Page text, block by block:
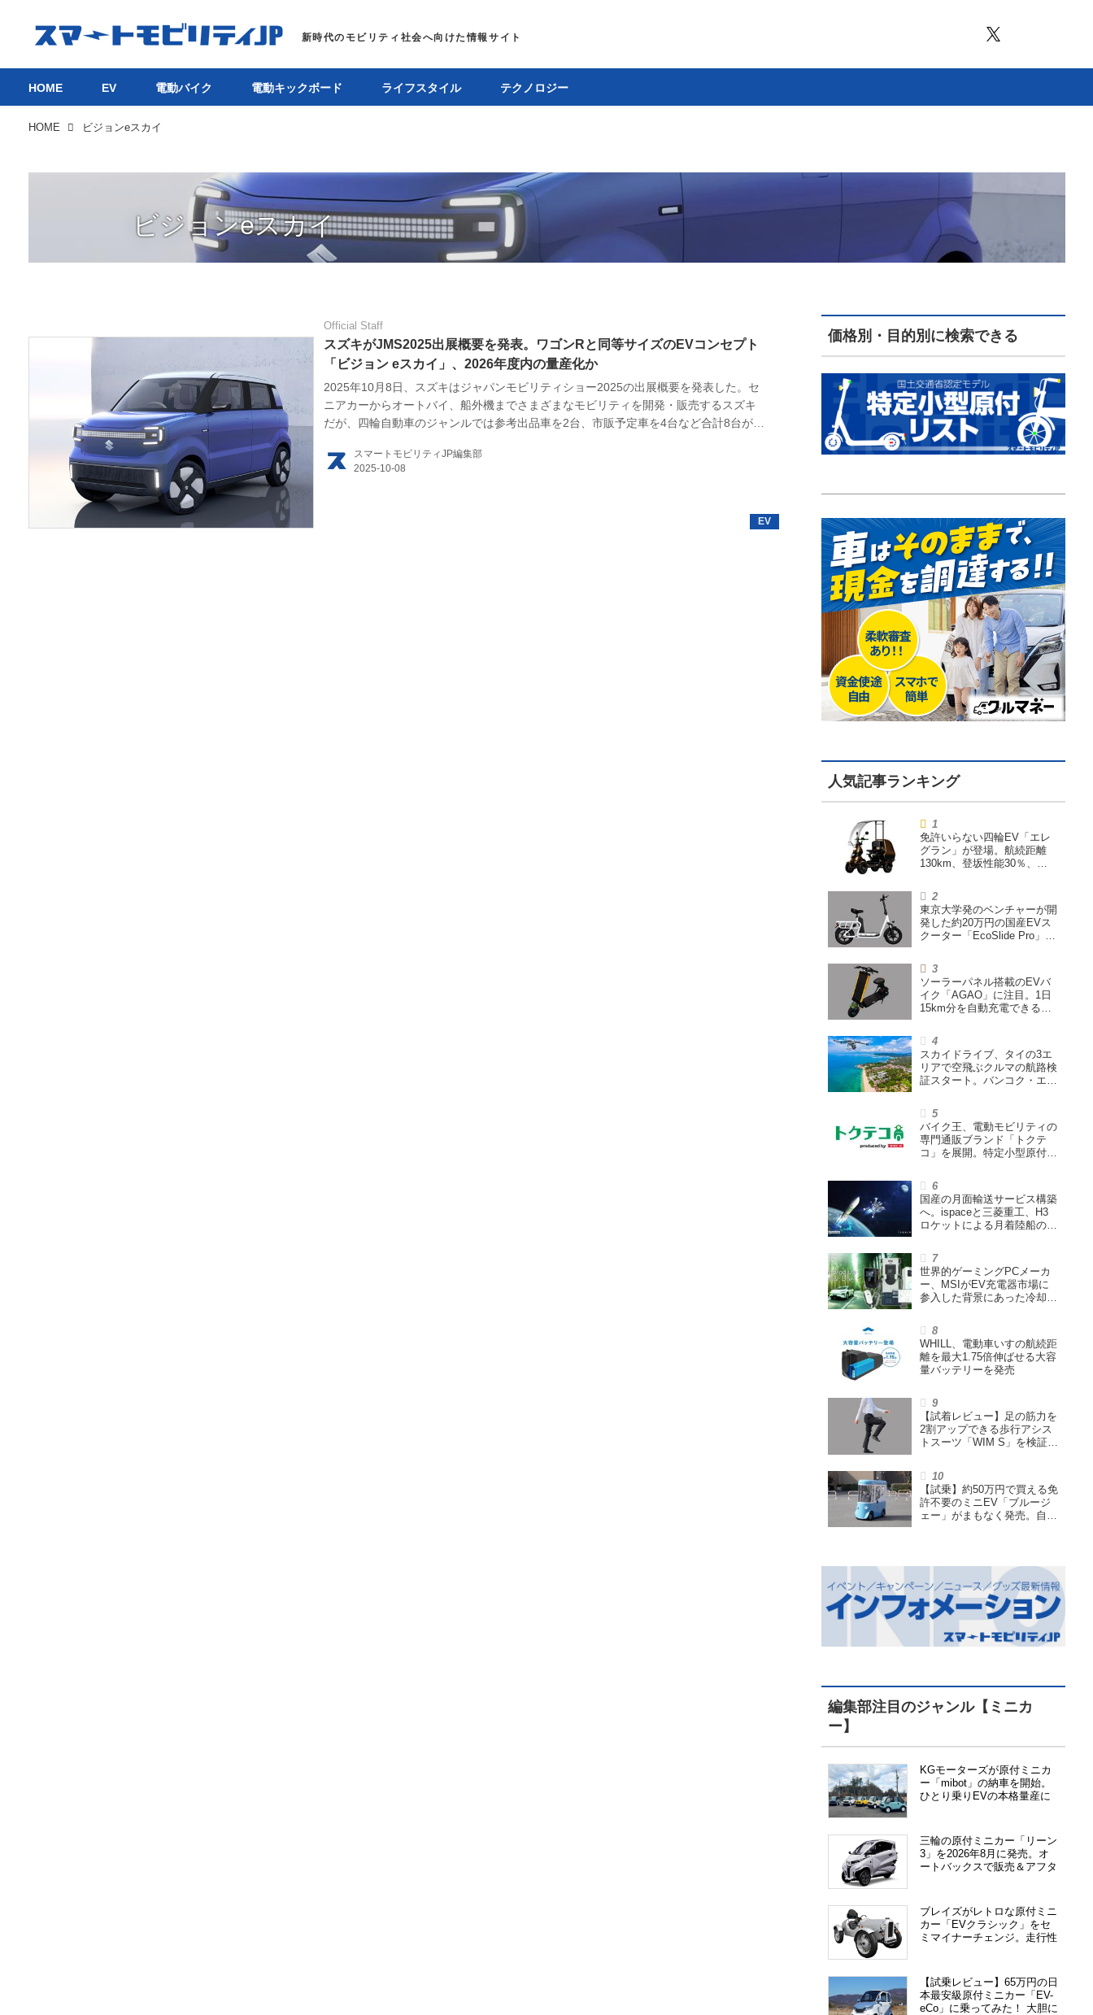
HOME
EV
HOME EV 電動バイク 電動キックボード ライフスタイル テクノロジー
HOME ビジョンeスカイ
ビジョンeスカイ
Official Staff
スズキがJMS2025出展概要を発表。ワゴンRと同等サイズのEVコンセプト
「ビジョン eスカイ」、2026年度内の量産化か
2025年10月8日、スズキはジャパンモビリティショー2025の出展概要を発表した。セ
ニアカーからオートバイ、船外機までさまざまなモビリティを開発・販売するスズキ
だが、四輪自動車のジャンルでは参考出品車を2台、市販予定車を4台など合計8台が出
スマートモビリティJP編集部
価格別・目的別に検索できる
免許いらない四輪EV「エレ
グラン」が登場。航続距離
130km、登坂性能30％、
東京大学発のベンチャーが開
発した約20万円の国産EVス
クーター「EcoSlide Pro」が
ハイパワー特定小型原付
ソーラーパネル搭載のEVバ
イク「AGAO」に注目。1日
15km分を自動充電できる
スカイドライブ、タイの3エ
リアで空飛ぶクルマの航路検
証スタート。バンコク・エア
指す
バイク王、電動モビリティの
専門通販ブランド「トクテ
コ」を展開。特定小型原付や
国産の月面輸送サービス構築
へ。ispaceと三菱重工、H3
ロケットによる月着陸船の打
結
世界的ゲーミングPCメーカ
ー、MSIがEV充電器市場に
参入した背景にあった冷却技
回】
WHILL、電動車いすの航続距
離を最大1.75倍伸ばせる大容
量バッテリーを発売
【試着レビュー】足の筋力を
2割アップできる歩行アシス
トスーツ「WIM S」を検証。
【試乗】約50万円で買える免
許不要のミニEV「ブルージ
ェー」がまもなく発売。自転
編集部注目のジャンル【ミニカ
ー】
KGモーターズが原付ミニカ
ー「mibot」の納車を開始。
ひとり乗りEVの本格量産に
三輪の原付ミニカー「リーン
3」を2026年8月に発売。オ
ートバックスで販売＆アフタ
ブレイズがレトロな原付ミニ
カー「EVクラシック」をセ
ミマイナーチェンジ。走行性
【試乗レビュー】65万円の日
本最安級原付ミニカー「EV-
eCo」に乗ってみた！ 大胆に